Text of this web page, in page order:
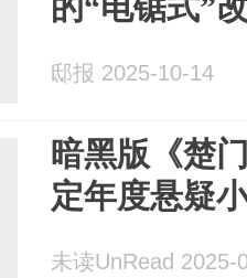
邸报 2025-10-14
暗黑版《楚
定年度悬疑
未读UnRead 2025-